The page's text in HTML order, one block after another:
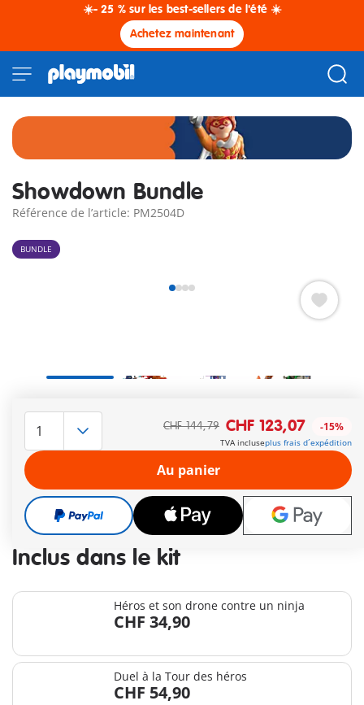
☀️- 25 % sur les best-sellers de l'été ☀️
Achetez maintenant
Showdown Bundle
Référence de l’article: PM2504D
BUNDLE
Le délai de livraison est actuellement de 3 à 6 jours
ouvrable
Livraison gratuite à partir de CHF 99
CHF 144,79 CHF 123,07
TVA incluseplus frais d´expédition
CHF 144,79 CHF 123,07 -15%
TVA incluseplus frais d´expédition
Au panier
Inclus dans le kit
Héros et son drone contre un ninja
CHF 34,90
Duel à la Tour des héros
CHF 54,90